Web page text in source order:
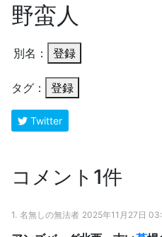
野蛮人
別名： 登録
タグ： 登録
Twitter
コメント1件
1. 名無しの無法者 2025年11月27日